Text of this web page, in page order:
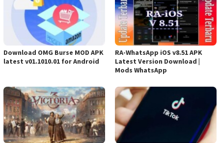
Download OMG Burse MOD APK
latest v01.1010.01 for Android
RA-WhatsApp iOS v8.51 APK
Latest Version Download |
Mods WhatsApp